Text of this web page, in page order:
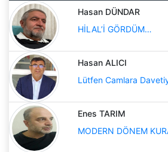
Hasan DÜNDAR
HİLAL’İ GÖRDÜM…
Hasan ALICI
Lütfen Camlara
Enes TARIM
MODERN DÖNEM